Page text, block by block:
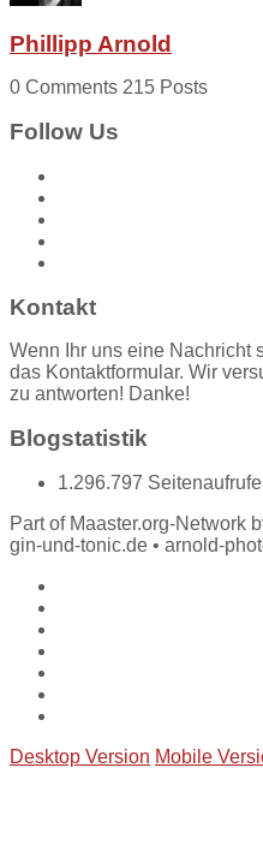
Phillipp Arnold
0 Comments 215 Posts
Follow Us
Kontakt
Wenn Ihr uns eine Nachricht
das Kontaktformular. Wir
zu antworten! Danke!
Blogstatistik
1.296.797
Part of Maaster.org-Network
gin-und-tonic.de • arnold-
Desktop Version Mobile